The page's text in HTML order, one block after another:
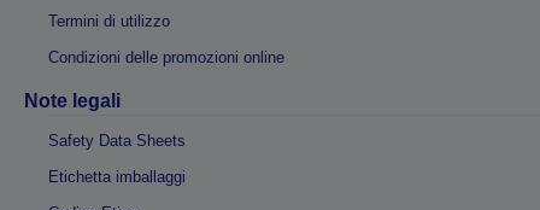
Termini di utilizzo
Condizioni delle promozioni online
Note legali
Safety Data Sheets
Etichetta imballaggi